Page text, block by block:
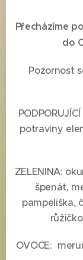
Přecházíme
do
Pozornost
potraviny
ZELENINA:
špenát,
pampeliška,
OVOCE: